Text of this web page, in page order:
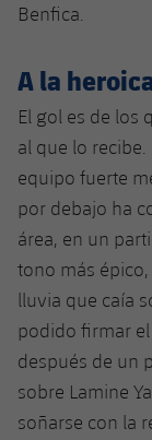
Benfica.
A la
El gol es de los
al que lo
equipo fuerte
por debajo ha
área, en un
tono más
lluvia que caía
podido firmar
después de un
sobre Lamine
soñarse con la